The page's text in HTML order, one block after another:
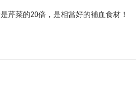
芹菜的20倍，是相當好的補血食材！